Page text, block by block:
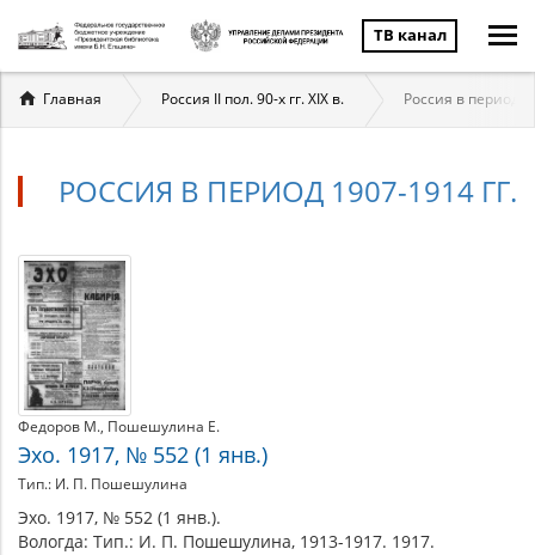
ТВ канал
Вы
здесь
Главная Россия II пол. 90-х гг. XIX в. Россия в период
РОССИЯ В ПЕРИОД 1907-1914 ГГ.
Россия
в
период
1907-
1914
гг.
Материалы
по
теме
Федоров М. Пошешулина Е.
Эхо. 1917, № 552 (1 янв.)
Тип.: И. П. Пошешулина
Эхо. 1917, № 552 (1 янв.).
Вологда: Тип.: И. П. Пошешулина, 1913-1917. 1917.